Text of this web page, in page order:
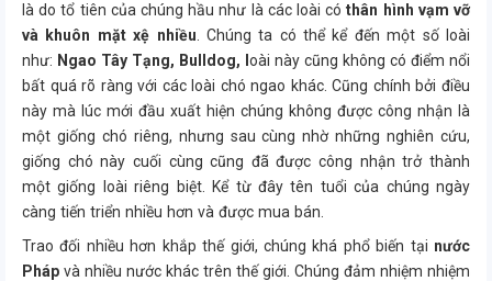
là do tổ tiên của chúng hầu như là các loài cóthân hình vạm vỡ
và khuôn mặt xệ nhiều . Chúng ta có thể kể đến một số loài
như: Ngao Tây Tạng, Bulldog, l oài này cũng không có điểm nổi
bất quá rõ ràng với các loài chó ngao khác. Cũng chính bởi điều
này mà lúc mới đầu xuất hiện chúng không được công nhận là
một giống chó riêng, nhưng sau cùng nhờ những nghiên cứu,
giống chó này cuối cùng cũng đã được công nhận trở thành
một giống loài riêng biệt. Kể từ đây tên tuổi của chúng ngày
càng tiến triển nhiều hơn và được mua bán.
Trao đối nhiều hơn khắp thế giới, chúng khá phổ biến tại nước
Pháp và nhiều nước khác trên thế giới. Chúng đảm nhiệm nhiệm